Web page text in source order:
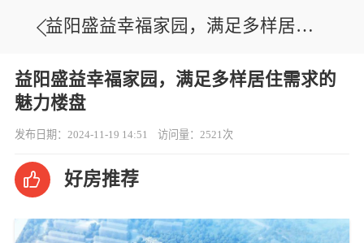
益阳盛益幸福家园，满足多样居住需求的魅力楼盘
益阳盛益幸福家园，满足多样居住需求的
魅力楼盘
发布日期：2024-11-19 14:51 访问量：2521次
好房推荐